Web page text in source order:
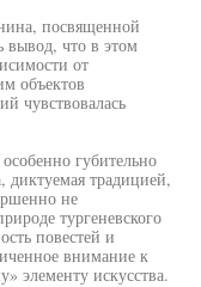
посвященной
вывод, что в этом
от
объектов
чувствовалась
губительно
диктуемая традицией,
не
тургеневского
повестей и
внимание к
элементу искусства.